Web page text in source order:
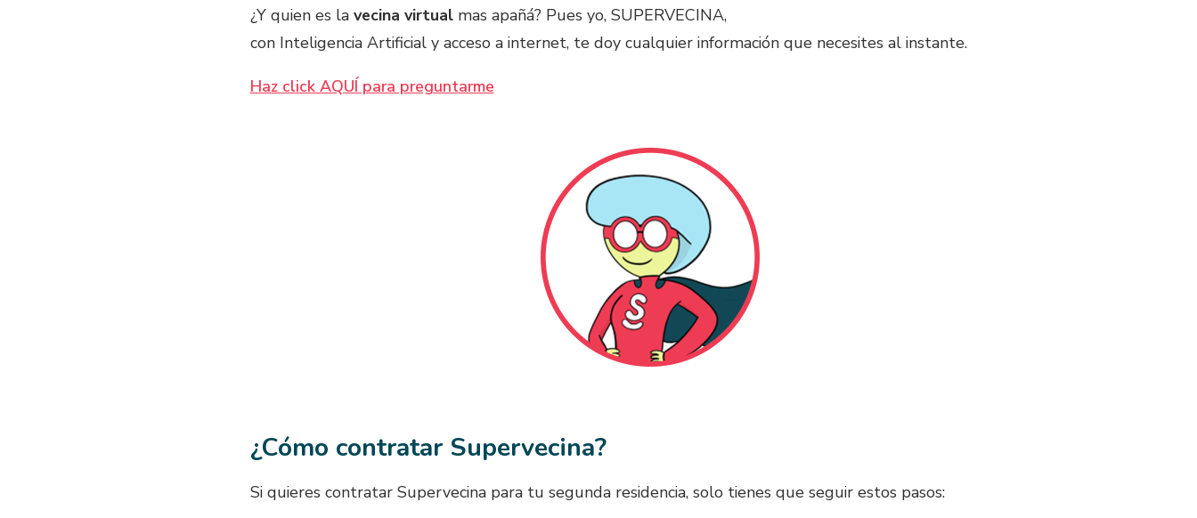
¿Y quien es la vecina virtualmas apañá? Pues yo, SUPERVECINA,
con Inteligencia Artificial y acceso a internet, te doy cualquier información que necesites al instante.
Haz click AQUÍ para preguntarme
¿Cómo contratar Supervecina?
Si quieres contratar Supervecina para tu segunda residencia, solo tienes que seguir estos pasos: